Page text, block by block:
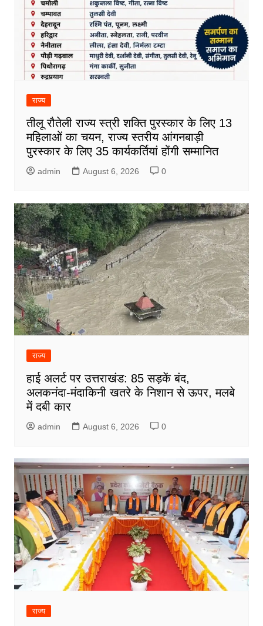
राज्य
तीलू रौतेली राज्य स्त्री शक्ति पुरस्कार के लिए 13
महिलाओं का चयन, राज्य स्तरीय आंगनबाड़ी
पुरस्कार के लिए 35 कार्यकर्तियां होंगी सम्मानित
admin August 6, 2026 0
राज्य
हाई अलर्ट पर उत्तराखंड: 85 सड़कें बंद,
अलकनंदा-मंदाकिनी खतरे के निशान से ऊपर, मलबे
में दबी कार
admin August 6, 2026 0
राज्य